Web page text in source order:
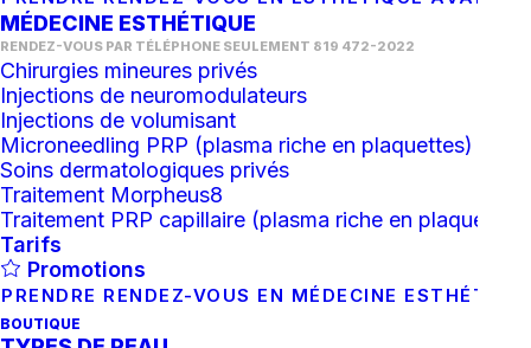
MÉDECINE ESTHÉTIQUE
RENDEZ-VOUS PAR TÉLÉPHONE SEULEMENT 819 472-2022
Chirurgies mineures privés
Injections de neuromodulateurs
Injections de volumisant
Microneedling PRP (plasma riche en plaquettes)
Soins dermatologiques privés
Traitement Morpheus8
Traitement PRP capillaire (plasma riche en plaquettes)
Tarifs
Promotions
PRENDRE RENDEZ-VOUS EN MÉDECINE
BOUTIQUE
iS Clinical : LIPROTECT SPF